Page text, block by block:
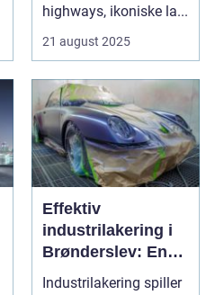
highways, ikoniske la...
21 august 2025
Effektiv
industrilakering i
Brønderslev: En
dybdegående
Industrilakering spiller